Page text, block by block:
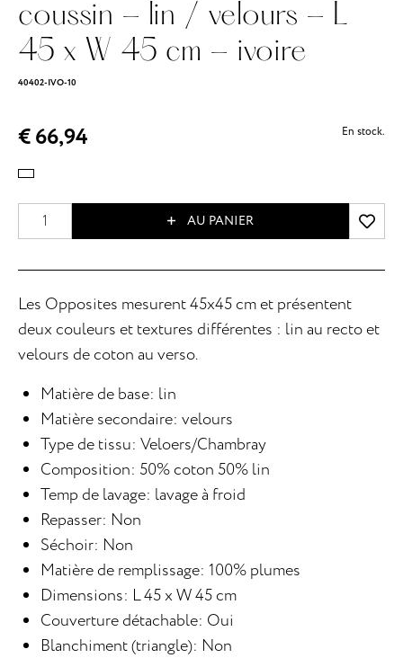
coussin - lin / velours - L
45 x W 45 cm - ivoire
40402-IVO-10
€ 66,94 En stock.
AU PANIER
Les Opposites mesurent 45x45 cm et présentent
deux couleurs et textures différentes : lin au recto et
velours de coton au verso.
Matière de base: lin
Matière secondaire: velours
Type de tissu: Veloers/Chambray
Composition: 50% coton 50% lin
Temp de lavage: lavage à froid
Repasser: Non
Séchoir: Non
Matière de remplissage: 100% plumes
Dimensions: L 45 x W 45 cm
Couverture détachable: Oui
Blanchiment (triangle): Non